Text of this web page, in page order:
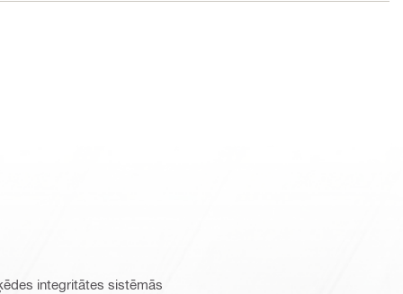
integritātes sistēmās